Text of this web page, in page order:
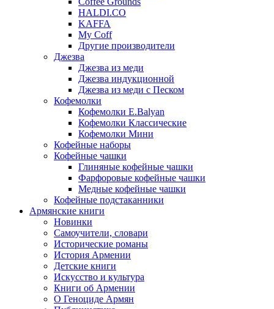
HALDI.CO
KAFFA
My Coff
Другие производители
Джезва
Джезва из меди
Джезва индукционной
Джезва из меди с Песком
Кофемолки
Кофемолки E.Balyan
Кофемолки Классические
Кофемолки Мини
Кофейные наборы
Кофейные чашки
Глиняные кофейные чашки
Фарфоровые кофейные чашки
Медные кофейные чашки
Кофейные подстаканники
Армянские книги
Новинки
Самоучители, словари
Исторические романы
История Армении
Детские книги
Иcкусство и культура
Книги об Армении
О Геноциде Армян